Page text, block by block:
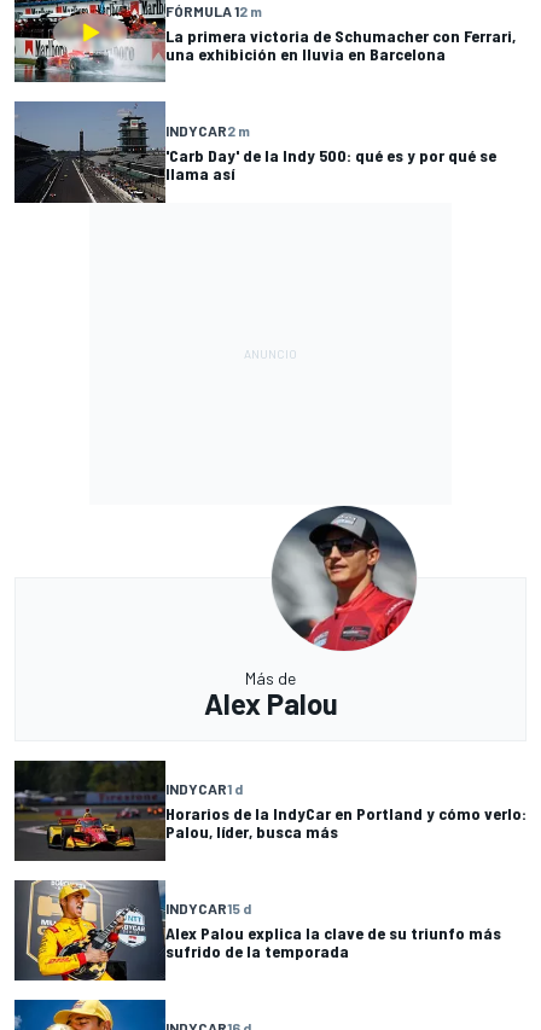
FÓRMULA 12 m
La primera victoria de Schumacher con Ferrari,
una exhibición en lluvia en Barcelona
INDYCAR2 m
'Carb Day' de la Indy 500: qué es y por qué se
llama así
Más de
Alex Palou
INDYCAR1 d
Horarios de la IndyCar en Portland y cómo verlo:
Palou, líder, busca más
INDYCAR15 d
Alex Palou explica la clave de su triunfo más
sufrido de la temporada